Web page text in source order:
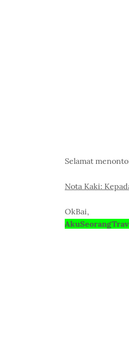
Selamat
Nota Kaki:
OkBai,